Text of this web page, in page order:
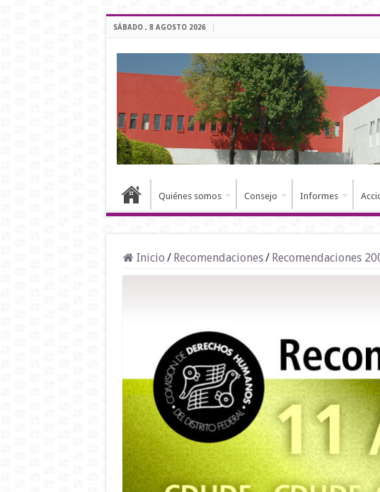
SÁBADO , 8 AGOSTO 2026
Quiénes somos Consejo Informes
Inicio / Recomendaciones/ Recomendaciones